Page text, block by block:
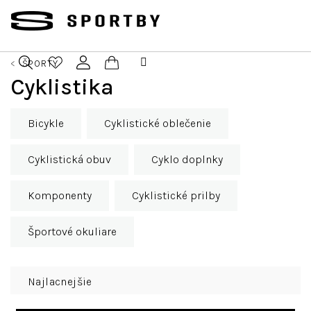
obsah
Hľadať PrihlásenieNákupný
košík
ŠPORTY
Cyklistika
Bicykle Cyklistické oblečenie
Cyklistická obuv Cyklo doplnky
Komponenty Cyklistické prilby
Športové okuliare
Najlacnejšie